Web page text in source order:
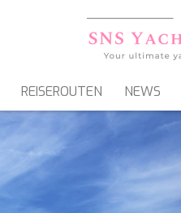
SEGELYACHTEN
REISEROUTEN NEWS